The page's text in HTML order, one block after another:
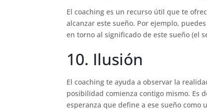
El coaching es un recurso útil que te
alcanzar este sueño. Por ejemplo,
en torno al significado de este sueño (el
10. Ilusión
El coaching te ayuda a observar la
posibilidad comienza contigo mismo. Es
esperanza que define a ese sueño como